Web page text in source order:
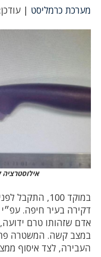
מערכת כרמליסט | עודכן:
במוקד 100,
דקירה בעיר חיפה.
אדם שזהותו טרם
במצב קשה. המשטרה
העבירה, לצד איסוף